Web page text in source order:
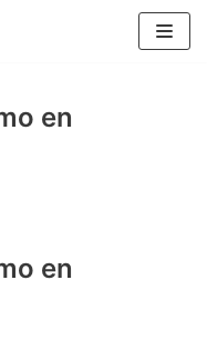
en
en